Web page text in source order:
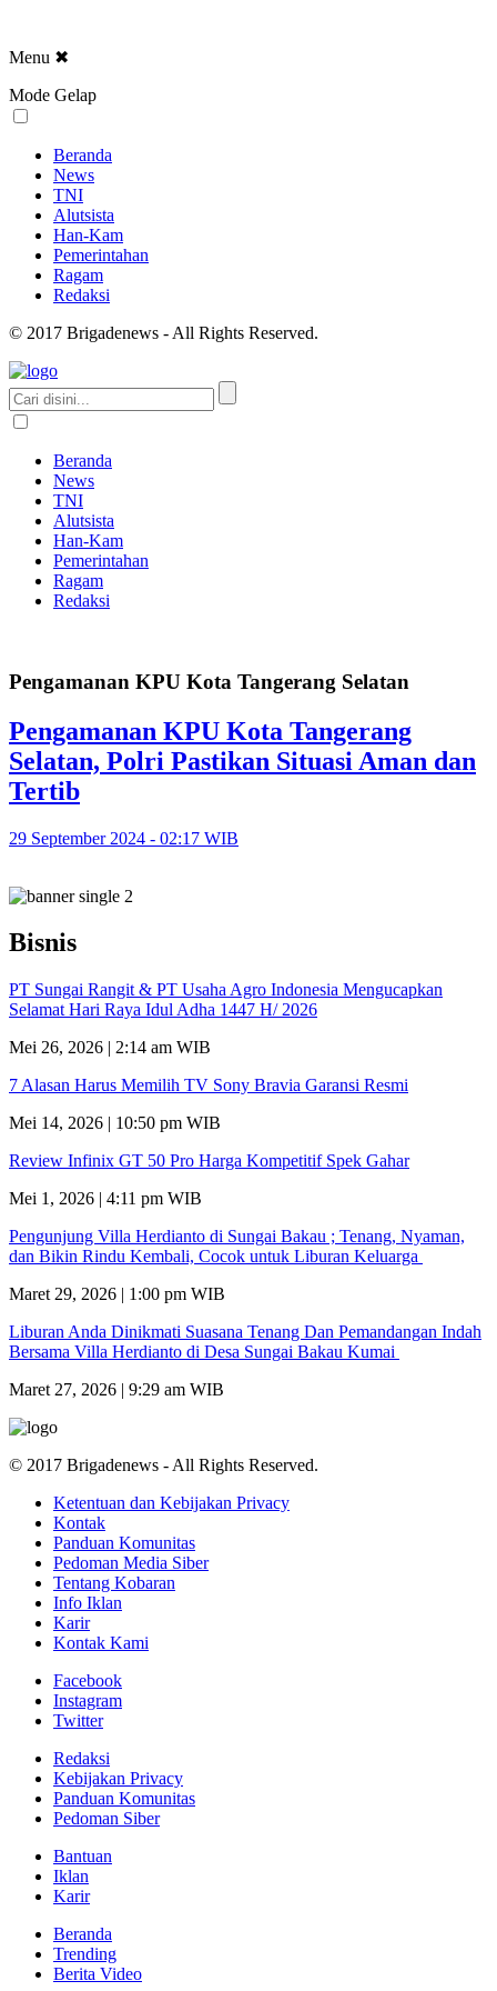
Menu ✖
Mode Gelap
Beranda
News
TNI
Alutsista
Han-Kam
Pemerintahan
Ragam
Redaksi
© 2017 Brigadenews - All Rights Reserved.
Beranda
News
TNI
Alutsista
Han-Kam
Pemerintahan
Ragam
Redaksi
Pengamanan KPU Kota Tangerang Selatan
Pengamanan KPU Kota Tangerang
Selatan, Polri Pastikan Situasi Aman dan
Tertib
29 September 2024 - 02:17 WIB
Bisnis
PT Sungai Rangit & PT Usaha Agro Indonesia Mengucapkan
Selamat Hari Raya Idul Adha 1447 H/ 2026
Mei 26, 2026 | 2:14 am WIB
7 Alasan Harus Memilih TV Sony Bravia Garansi Resmi
Mei 14, 2026 | 10:50 pm WIB
Review Infinix GT 50 Pro Harga Kompetitif Spek Gahar
Mei 1, 2026 | 4:11 pm WIB
Pengunjung Villa Herdianto di Sungai Bakau ; Tenang, Nyaman,
dan Bikin Rindu Kembali, Cocok untuk Liburan Keluarga
Maret 29, 2026 | 1:00 pm WIB
Liburan Anda Dinikmati Suasana Tenang Dan Pemandangan Indah
Bersama Villa Herdianto di Desa Sungai Bakau Kumai
Maret 27, 2026 | 9:29 am WIB
© 2017 Brigadenews - All Rights Reserved.
Ketentuan dan Kebijakan Privacy
Kontak
Panduan Komunitas
Pedoman Media Siber
Tentang Kobaran
Info Iklan
Karir
Kontak Kami
Facebook
Instagram
Twitter
Redaksi
Kebijakan Privacy
Panduan Komunitas
Pedoman Siber
Bantuan
Iklan
Karir
Beranda
Trending
Berita Video